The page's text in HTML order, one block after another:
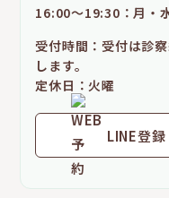
16:00～19:30：月・
受付時間：受付は診
します。
定休日：火曜
LINE登録